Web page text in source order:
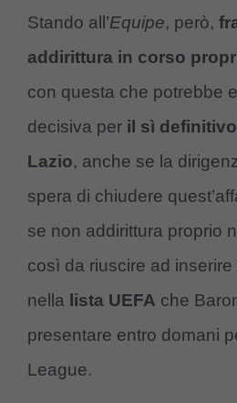
Stando all’Equipe, però,
addirittura in corso
con questa che potrebbe
decisiva per il sì
Lazio, anche se la
spera di chiudere
se non addirittura proprio
così da riuscire ad
nella lista UEFA che
presentare entro domani
League.